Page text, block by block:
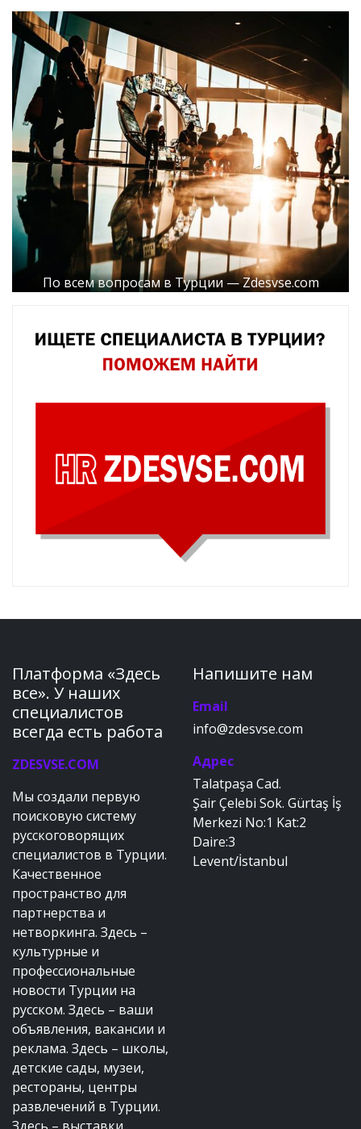
По всем вопросам в Турции — Zdesvse.com
Платформа «Здесь
все». У наших
специалистов
всегда есть работа
ZDESVSE.COM
Мы создали первую
поисковую систему
русскоговорящих
специалистов в Турции.
Качественное
пространство для
партнерства и
нетворкинга. Здесь –
культурные и
профессиональные
новости Турции на
русском. Здесь – ваши
объявления, вакансии и
реклама. Здесь – школы,
детские сады, музеи,
рестораны, центры
развлечений в Турции.
Напишите нам
Email
info@zdesvse.com
Адрес
Talatpaşa Cad.
Şair Çelebi Sok. Gürtaş İş
Merkezi No:1 Kat:2
Daire:3
Levent/İstanbul